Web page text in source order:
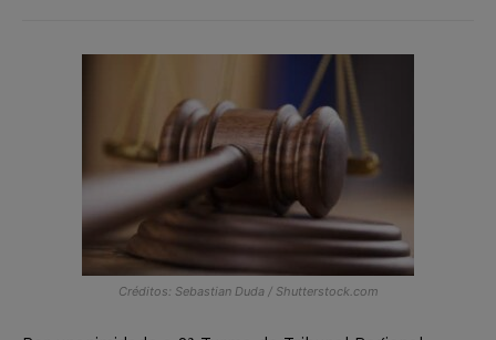
Créditos: Sebastian Duda / Shutterstock.com